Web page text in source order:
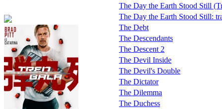
The Day the Earth Stood Still
The Day the Earth Stood Still:
The Debt
The Descendants
The Descent 2
The Devil Inside
The Devil's Double
The Dictator
The Dilemma
The Duchess